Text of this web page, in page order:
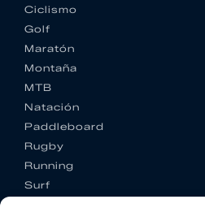
Ciclismo
Golf
Maratón
Montaña
MTB
Natación
Paddleboard
Rugby
Running
Surf